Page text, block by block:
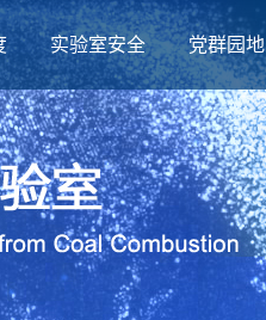
实验室安全 党群园地